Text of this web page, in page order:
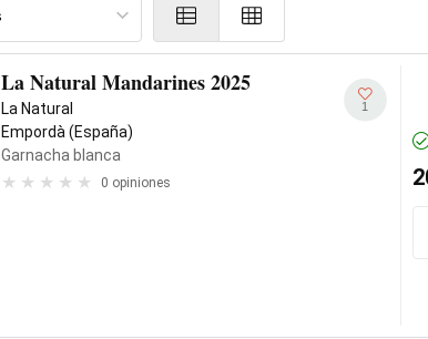
La Natural Mandarines 2025
La Natural
Empordà (España)
Garnacha blanca
0 opiniones
1